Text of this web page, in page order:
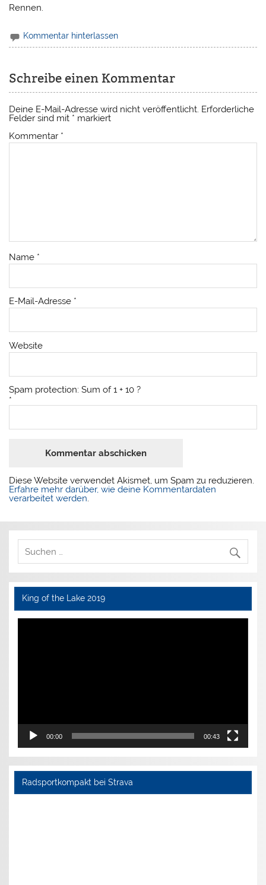
Rennen.
Kommentar hinterlassen
Schreibe einen Kommentar
Deine E-Mail-Adresse wird nicht veröffentlicht. Erforderliche
Felder sind mit * markiert
Kommentar *
Name *
E-Mail-Adresse *
Website
Spam protection: Sum of 1 + 10 ?
*
Diese Website verwendet Akismet, um Spam zu reduzieren.
Erfahre mehr darüber, wie deine Kommentardaten
verarbeitet werden.
King of the Lake 2019
Video-
00:00 00:43
Radsportkompakt bei Strava